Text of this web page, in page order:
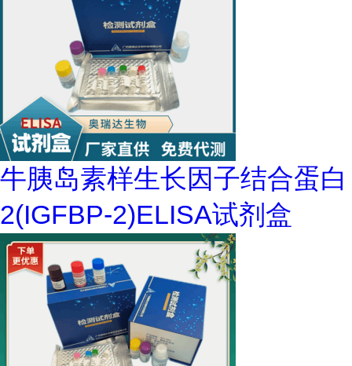
牛胰岛素样生长因子结合蛋白
2(IGFBP-2)ELISA试剂盒